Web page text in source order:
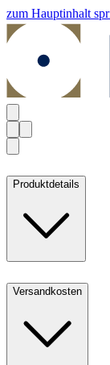
zum Hauptinhalt
Produktdetails
Versandkosten